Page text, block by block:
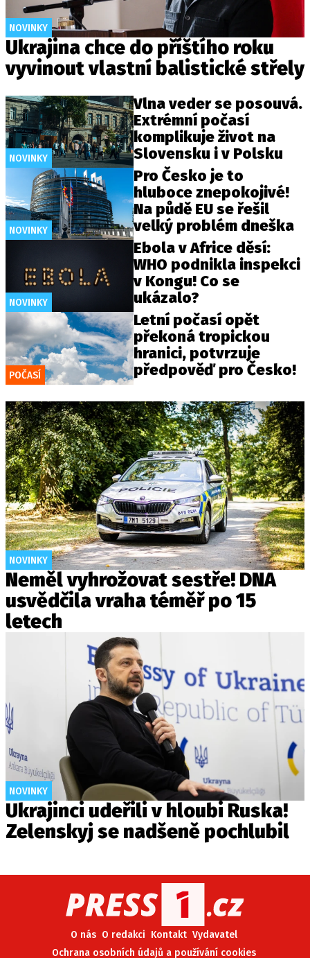
NOVINKY
Ukrajina chce do příštího roku
vyvinout vlastní balistické střely
NOVINKY
Vlna veder se posouvá.
Extrémní počasí
komplikuje život na
Slovensku i v Polsku
NOVINKY
Pro Česko je to
hluboce znepokojivé!
Na půdě EU se řešil
velký problém dneška
NOVINKY
Ebola v Africe děsí:
WHO podnikla inspekci
v Kongu! Co se
ukázalo?
POČASÍ
Letní počasí opět
překoná tropickou
hranici, potvrzuje
předpověď pro Česko!
NOVINKY
Neměl vyhrožovat sestře! DNA
usvědčila vraha téměř po 15
letech
NOVINKY
Ukrajinci udeřili v hloubi Ruska!
Zelenskyj se nadšeně pochlubil
O nás O redakci Kontakt Vydavatel
Ochrana osobních údajů a používání cookies